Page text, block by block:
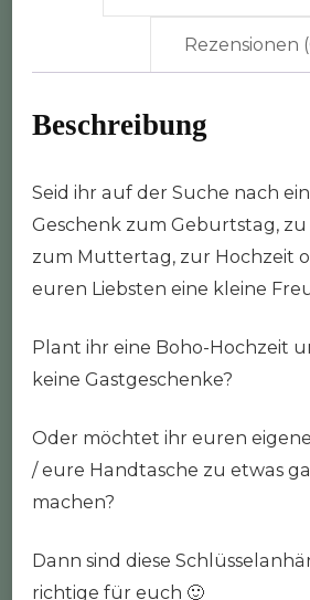
Rezensionen
Beschreibung
Seid ihr auf der Suche nach
Geschenk zum Geburtstag,
zum Muttertag, zur Hochzeit
euren Liebsten eine kleine
Plant ihr eine Boho-Hochzeit
keine Gastgeschenke?
Oder möchtet ihr euren
/ eure Handtasche zu etwas
machen?
Dann sind diese
richtige für euch 🙂